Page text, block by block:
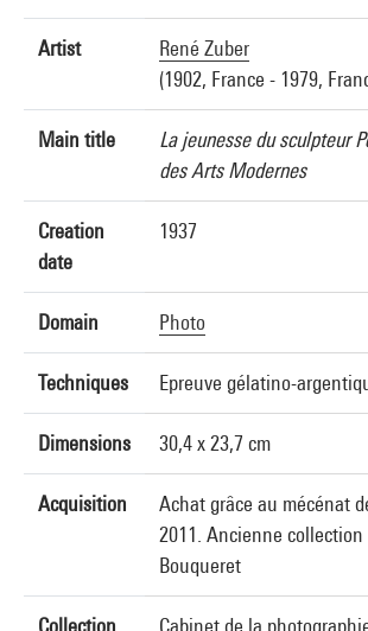
Artist
René Zuber
(1902, France - 1979,
Main title
La jeunesse du sculpteur
des Arts Modernes
Creation
date
1937
Domain Photo
Techniques Epreuve gélatino-
Dimensions 30,4 x 23,7 cm
Acquisition
Achat grâce au mécénat
2011. Ancienne
Bouqueret
Collection Cabinet de la